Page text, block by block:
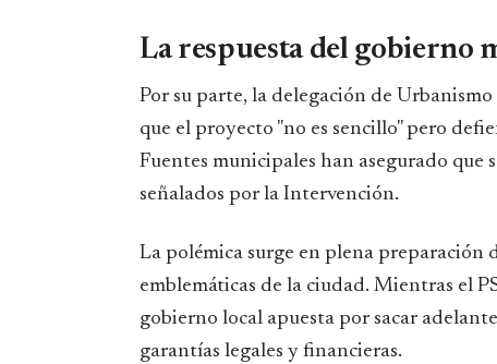
La respuesta del gobierno
Por su parte, la delegación de
que el proyecto "no es sencillo" pero
Fuentes municipales han asegurado que
señalados por la Intervención.
La polémica surge en plena preparación
emblemáticas de la ciudad. Mientras el
gobierno local apuesta por sacar
garantías legales y financieras.